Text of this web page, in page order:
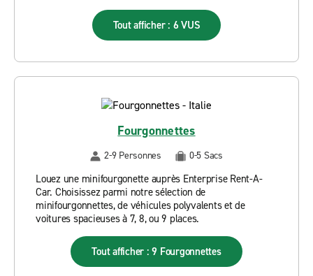
Tout afficher : 6 VUS
Fourgonnettes
2-9 Personnes 0-5 Sacs
Louez une minifourgonette auprès Enterprise Rent-A-
Car. Choisissez parmi notre sélection de
minifourgonnettes, de véhicules polyvalents et de
voitures spacieuses à 7, 8, ou 9 places.
Tout afficher : 9 Fourgonnettes